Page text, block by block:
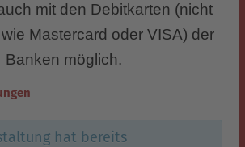
mit den Debitkarten (nicht
Mastercard oder VISA) der
Banken möglich.
hat bereits